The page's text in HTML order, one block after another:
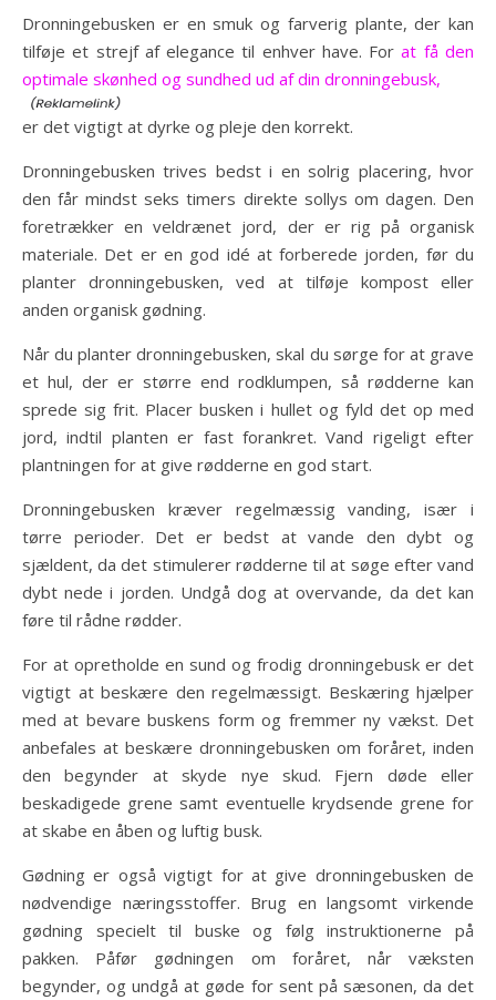
Dronningebusken er en smuk og farverig plante, der kan
tilføje et strejf af elegance til enhver have. Forat få den
optimale skønhed og sundhed ud af din dronningebusk,
er det vigtigt at dyrke og pleje den korrekt.
Dronningebusken trives bedst i en solrig placering, hvor
den får mindst seks timers direkte sollys om dagen. Den
foretrækker en veldrænet jord, der er rig på organisk
materiale. Det er en god idé at forberede jorden, før du
planter dronningebusken, ved at tilføje kompost eller
anden organisk gødning.
Når du planter dronningebusken, skal du sørge for at grave
et hul, der er større end rodklumpen, så rødderne kan
sprede sig frit. Placer busken i hullet og fyld det op med
jord, indtil planten er fast forankret. Vand rigeligt efter
plantningen for at give rødderne en god start.
Dronningebusken kræver regelmæssig vanding, især i
tørre perioder. Det er bedst at vande den dybt og
sjældent, da det stimulerer rødderne til at søge efter vand
dybt nede i jorden. Undgå dog at overvande, da det kan
føre til rådne rødder.
For at opretholde en sund og frodig dronningebusk er det
vigtigt at beskære den regelmæssigt. Beskæring hjælper
med at bevare buskens form og fremmer ny vækst. Det
anbefales at beskære dronningebusken om foråret, inden
den begynder at skyde nye skud. Fjern døde eller
beskadigede grene samt eventuelle krydsende grene for
at skabe en åben og luftig busk.
Gødning er også vigtigt for at give dronningebusken de
nødvendige næringsstoffer. Brug en langsomt virkende
gødning specielt til buske og følg instruktionerne på
pakken. Påfør gødningen om foråret, når væksten
begynder, og undgå at gøde for sent på sæsonen, da det